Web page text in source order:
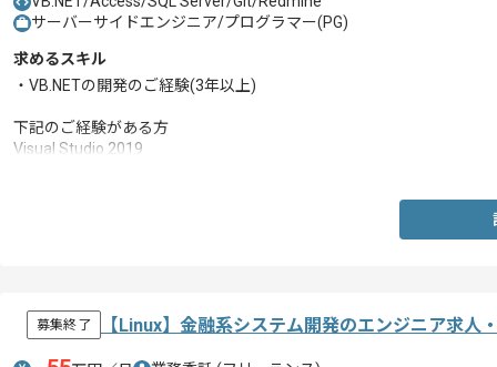
サーバーサイドエンジニア/プログラマー(PG)
求めるスキル
・VB.NETの開発のご経験(3年以上)
下記のご経験がある方
Visual Studio 2019
募集終了 【Linux】金融系システム開発のエンジニア求人